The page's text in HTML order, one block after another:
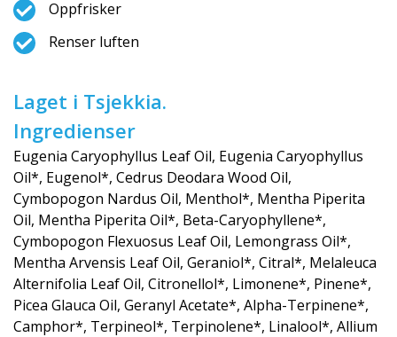
Oppfrisker
Renser luften
Laget i Tsjekkia.
Ingredienser
Eugenia Caryophyllus Leaf Oil, Eugenia Caryophyllus
Oil*, Eugenol*, Cedrus Deodara Wood Oil,
Cymbopogon Nardus Oil, Menthol*, Mentha Piperita
Oil, Mentha Piperita Oil*, Beta-Caryophyllene*,
Cymbopogon Flexuosus Leaf Oil, Lemongrass Oil*,
Mentha Arvensis Leaf Oil, Geraniol*, Citral*, Melaleuca
Alternifolia Leaf Oil, Citronellol*, Limonene*, Pinene*,
Picea Glauca Oil, Geranyl Acetate*, Alpha-Terpinene*,
Camphor*, Terpineol*, Terpinolene*, Linalool*, Allium